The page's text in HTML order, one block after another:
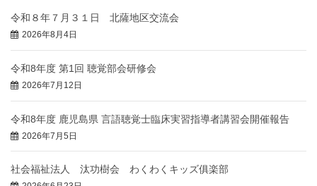
令和８年７月３１日 北薩地区交流会
2026年8月4日
令和8年度 第1回 聴覚部会研修会
2026年7月12日
令和8年度 鹿児島県 言語聴覚士臨床実習指導者講習会開催報告
2026年7月5日
社会福祉法人 汰功樹会 わくわくキッズ俱楽部